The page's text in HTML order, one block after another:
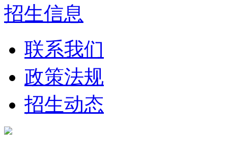
招生信息
联系我们
政策法规
招生动态